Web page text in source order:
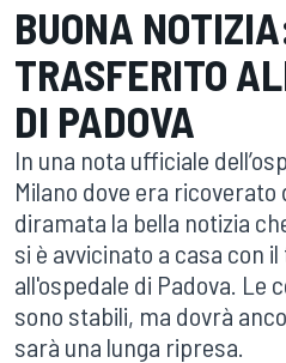
BUONA
TRASFERITO
DI PADOVA
In una nota ufficiale
Milano dove era ricoverato
diramata la bella notizia
si è avvicinato a casa con
all'ospedale di Padova. Le
sono stabili, ma dovrà
sarà una lunga ripresa.